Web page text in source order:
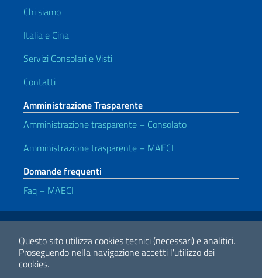
Questo sito utilizza cookies tecnici (necessari) e analitici.
Proseguendo nella navigazione accetti l'utilizzo dei
cookies.
Chi siamo
Italia e Cina
Servizi Consolari e Visti
Contatti
Amministrazione Trasparente
Amministrazione trasparente – Consolato
Amministrazione trasparente – MAECI
Domande frequenti
Faq – MAECI
Link Utili